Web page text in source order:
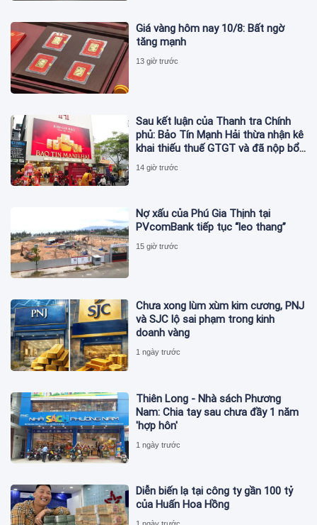
Giá vàng hôm nay 10/8: Bất ngờ
tăng mạnh
13 giờ trước
Sau kết luận của Thanh tra Chính
phủ: Bảo Tín Mạnh Hải thừa nhận kê
khai thiếu thuế GTGT và đã nộp bổ
sung
14 giờ trước
Nợ xấu của Phú Gia Thịnh tại
PVcomBank tiếp tục “leo thang”
15 giờ trước
Chưa xong lùm xùm kim cương, PNJ
và SJC lộ sai phạm trong kinh
doanh vàng
1 ngày trước
Thiên Long - Nhà sách Phương
Nam: Chia tay sau chưa đầy 1 năm
'hợp hôn'
1 ngày trước
Diễn biến lạ tại công ty gần 100 tỷ
của Huấn Hoa Hồng